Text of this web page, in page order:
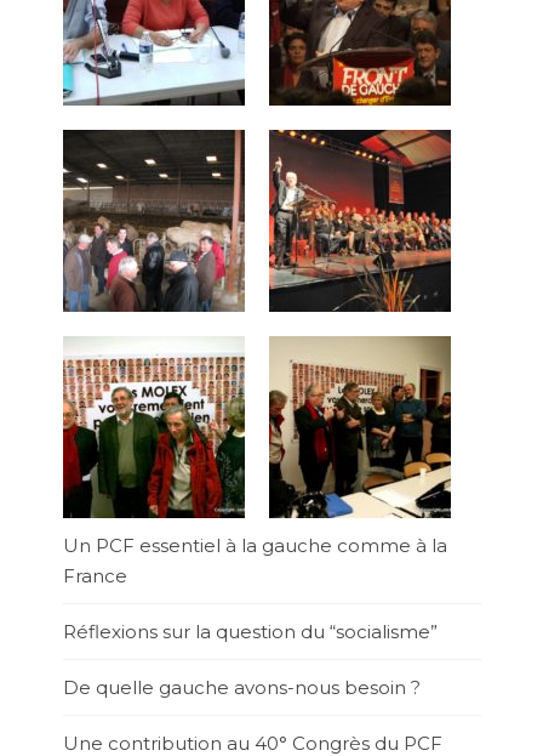
Un PCF essentiel à la gauche comme à la
France
Réflexions sur la question du “socialisme”
De quelle gauche avons-nous besoin ?
Une contribution au 40° Congrès du PCF